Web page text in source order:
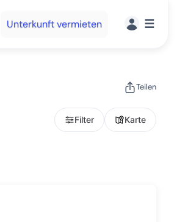
Unterkunft vermieten ☰
Teilen
Filter Karte